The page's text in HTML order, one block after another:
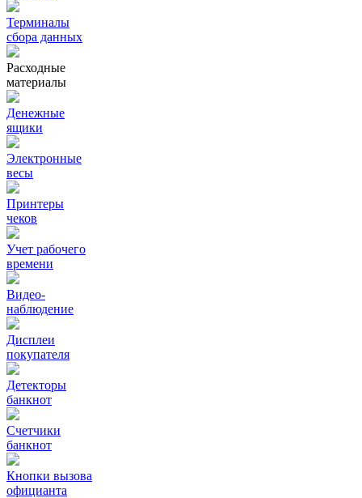
Терминалы
сбора данных
Расходные
материалы
Денежные
ящики
Электронные
весы
Принтеры
чеков
Учет рабочего
времени
Видео‑
наблюдение
Дисплеи
покупателя
Детекторы
банкнот
Счетчики
банкнот
Кнопки вызова
официанта